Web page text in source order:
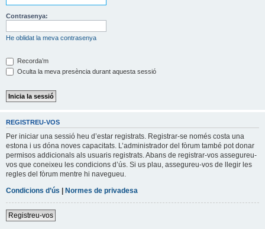
Contrasenya:
He oblidat la meva contrasenya
Recorda’m
Oculta la meva presència durant aquesta sessió
REGISTREU-VOS
Per iniciar una sessió heu d’estar registrats. Registrar-se només costa una
estona i us dóna noves capacitats. L’administrador del fòrum també pot donar
permisos addicionals als usuaris registrats. Abans de registrar-vos assegureu-
vos que coneixeu les condicions d’ús. Si us plau, assegureu-vos de llegir les
regles del fòrum mentre hi navegueu.
Condicions d’ús | Normes de privadesa
Registreu-vos